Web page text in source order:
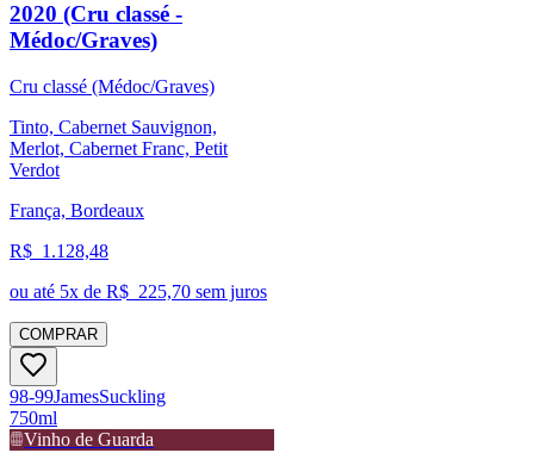
2020 (Cru classé -
Médoc/Graves)
Cru classé (Médoc/Graves)
Tinto, Cabernet Sauvignon,
Merlot, Cabernet Franc, Petit
Verdot
França, Bordeaux
R$ 1.128,48
ou até 5x de R$ 225,70 sem juros
COMPRAR
98-99JamesSuckling
750ml
Vinho de Guarda